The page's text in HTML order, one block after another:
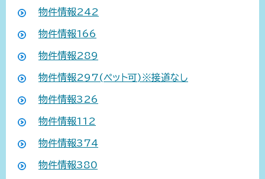
物件情報242
物件情報166
物件情報289
物件情報297(ペット可)※接道なし
物件情報326
物件情報112
物件情報374
物件情報380